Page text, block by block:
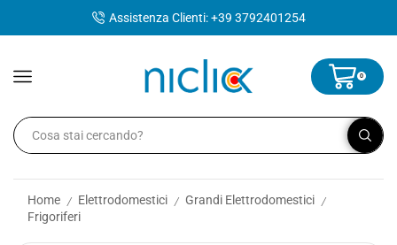
Assistenza Clienti: +39 3792401254
0
Home / Elettrodomestici / Grandi Elettrodomestici /
Frigoriferi